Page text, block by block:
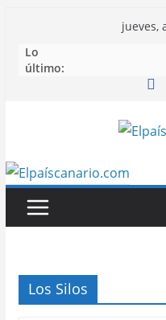
contenido
jueves,
Lo
último:
Los Silos